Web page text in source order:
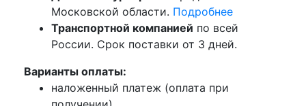
Московской области. Подробнее
Транспортной компанией по всей
России. Срок поставки от 3 дней.
Варианты оплаты:
наложенный платеж (оплата при